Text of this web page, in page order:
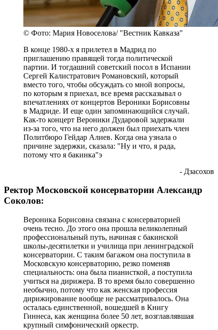
© Фото: Мария Новоселова/ "Вестник Кавказа"
В конце 1980-х я прилетел в Мадрид по
приглашению правящей тогда политической
партии. И тогдашний советский посол в Испании
Сергей Калистратович Романовский, который
вместо того, чтобы обсуждать со мной вопросы,
по которым я приехал, все время рассказывал о
впечатлениях от концертов Вероники Борисовны
в Мадриде. И еще один запоминающийся случай.
Как-то концерт Вероники Дударовой задержали
из-за того, что на него должен был приехать член
Политбюро Гейдар Алиев. Когда она узнала о
причине задержки, сказала: "Ну и что, я рада,
потому что я бакинка"э
- Дзасохов
Ректор Московской консерватории Александр
Соколов:
Вероника Борисовна связана с консерваторией
очень тесно. До этого она прошла великолепный
профессиональный путь, начиная с бакинской
школы-десятилетки и училища при ленинградской
консерватории. С таким багажом она поступила в
Московскую консерваторию, резко поменяв
специальность: она была пианисткой, а поступила
учиться на дирижера. В то время было совершенно
необычно, потому что как женская профессия
дирижирование вообще не рассматривалось. Она
осталась единственной, вошедшей в Книгу
Гиннеса, как женщина более 50 лет, возглавлявшая
крупный симфонический оркестр.